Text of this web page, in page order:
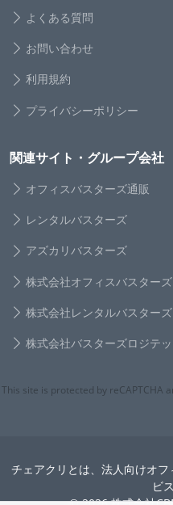
よくある質問
お問い合わせ
利用規約
プライバシーポリシー
関連サイト・グループ会社
オフィスバスターズ通販
レンタルバスターズ
アズカリバスターズ
株式会社オフィスバスターズ
株式会社レンタルバスターズ
株式会社バスターズロジテ
This site is protected by reCAPTCHA
チェアクリとは、法人向けオ
ビ